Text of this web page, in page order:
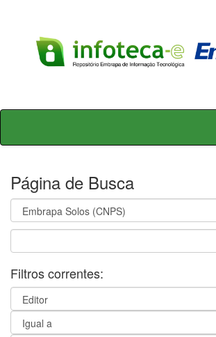
Skip
Página de Busca
Filtros correntes: